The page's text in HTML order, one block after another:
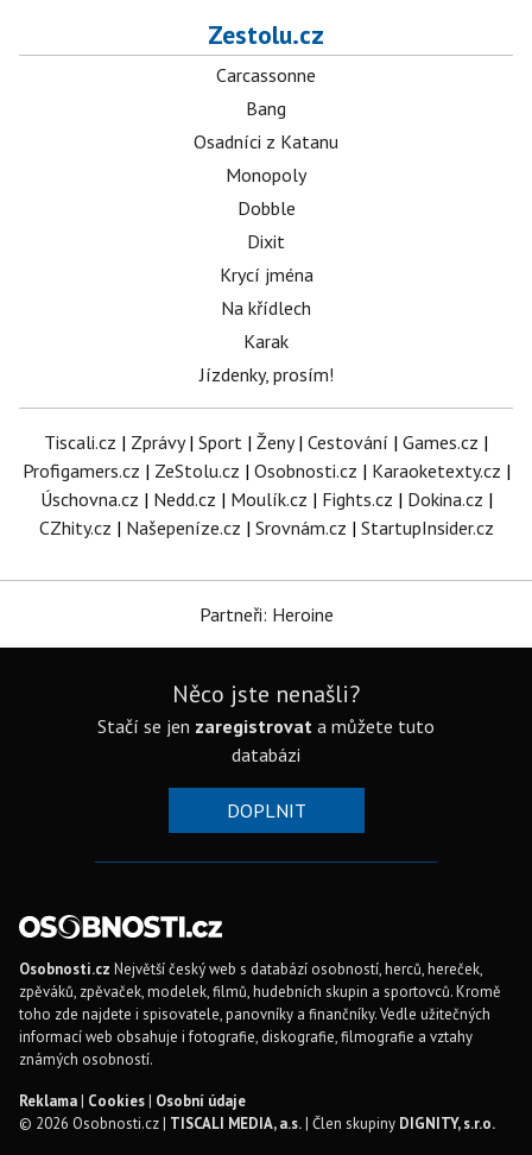
Zestolu.cz
Carcassonne
Bang
Osadníci z Katanu
Monopoly
Dobble
Dixit
Krycí jména
Na křídlech
Karak
Jízdenky, prosím!
Tiscali.cz | Zprávy| Sport | Ženy| Cestování | Games.cz |
Profigamers.cz | ZeStolu.cz | Osobnosti.cz | Karaoketexty.cz |
Úschovna.cz | Nedd.cz | Moulík.cz | Fights.cz | Dokina.cz |
CZhity.cz | Našepeníze.cz | Srovnám.cz | StartupInsider.cz
Partneři: Heroine
Něco jste nenašli?
Stačí se jen zaregistrovat a můžete tuto
databázi
DOPLNIT
Osobnosti.cz Největší český web s databází osobností, herců, hereček,
zpěváků, zpěvaček, modelek, filmů, hudebních skupin a sportovců. Kromě
toho zde najdete i spisovatele, panovníky a finančníky. Vedle užitečných
informací web obsahuje i fotografie, diskografie, filmografie a vztahy
známých osobností.
Reklama| Cookies| Osobní údaje
© 2026 Osobnosti.cz | TISCALI MEDIA, a.s.| Člen skupiny DIGNITY, s.r.o.